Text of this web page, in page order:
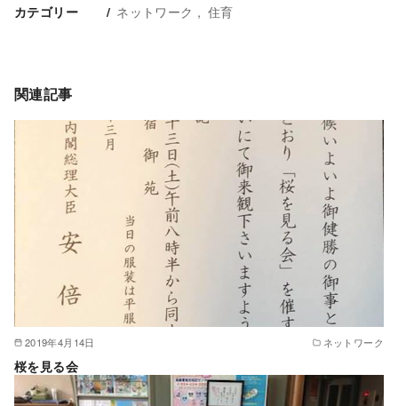
カテゴリー ネットワーク 住育
関連記事
2019年4月14日 ネットワーク
桜を見る会